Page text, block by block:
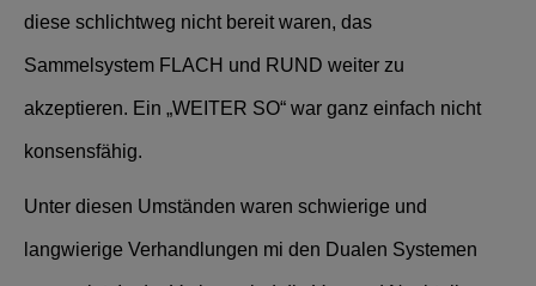
diese schlichtweg nicht bereit waren, das
Sammelsystem FLACH und RUND weiter zu
akzeptieren. Ein „WEITER SO“ war ganz einfach nicht
konsensfähig.
Unter diesen Umständen waren schwierige und
langwierige Verhandlungen mi den Dualen Systemen